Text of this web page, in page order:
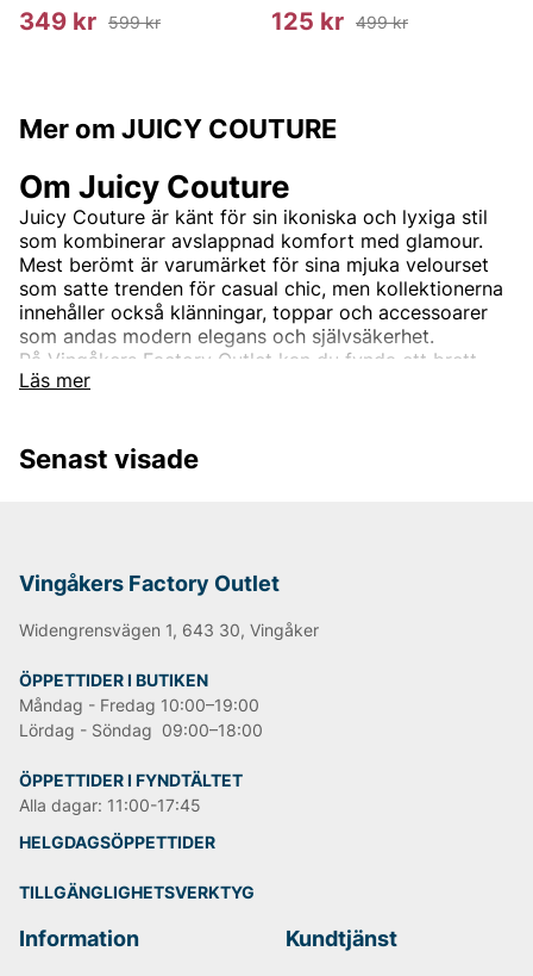
349 kr 599 kr 125 kr 499 kr
Mer om JUICY COUTURE
Läs mer
Om Juicy Couture
Juicy Couture är känt för sin ikoniska och lyxiga stil
som kombinerar avslappnad komfort med glamour.
Mest berömt är varumärket för sina mjuka velourset
som satte trenden för casual chic, men kollektionerna
innehåller också klänningar, toppar och accessoarer
som andas modern elegans och självsäkerhet.
På Vingåkers Factory Outlet kan du fynda ett brett
sortiment av Juicy Couture till barn och ungdom med
vardag och festliga tillfällen. Besök oss och hitta dina
Senast visade
Vingåkers Factory Outlet
Widengrensvägen 1, 643 30, Vingåker
ÖPPETTIDER I BUTIKEN
Måndag - Fredag 10:00–19:00
Lördag - Söndag 09:00–18:00
ÖPPETTIDER I FYNDTÄLTET
Alla dagar: 11:00-17:45
HELGDAGSÖPPETTIDER
TILLGÄNGLIGHETSVERKTYG
Information Kundtjänst